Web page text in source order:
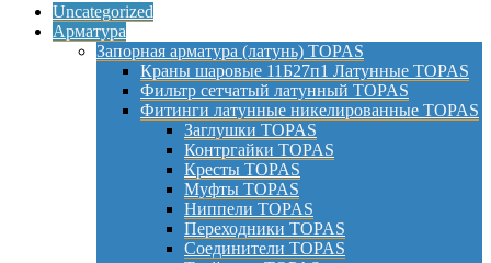
Uncategorized
Арматура
Запорная арматура (латунь) TOPAS
Краны шаровые 11Б27п1 Латунные TOPAS
Фильтр сетчатый латунный TOPAS
Фитинги латунные никелированные TOPAS
Заглушки TOPAS
Контргайки TOPAS
Кресты TOPAS
Муфты TOPAS
Ниппели TOPAS
Переходники TOPAS
Соединители TOPAS